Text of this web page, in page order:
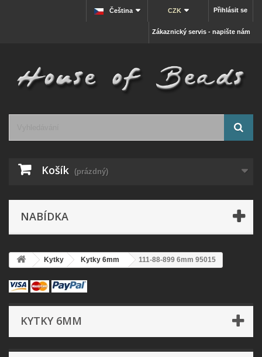
Přihlásit se
CZK
Čeština
Zákaznický servis - napište nám
Košík (prázdný)
NABÍDKA
Kytky Kytky 6mm 111-88-899 6mm 95015
KYTKY 6MM